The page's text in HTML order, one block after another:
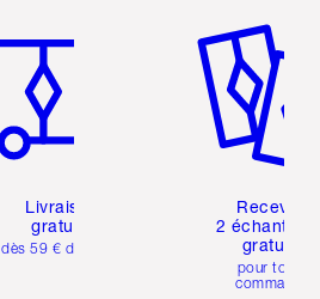
Livraison
gratuite
dès 59 € d'achats
Recevez
2 échantillons
gratuits
pour toute
commande